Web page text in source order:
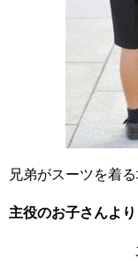
兄弟がスーツを着
主役のお子さんよ